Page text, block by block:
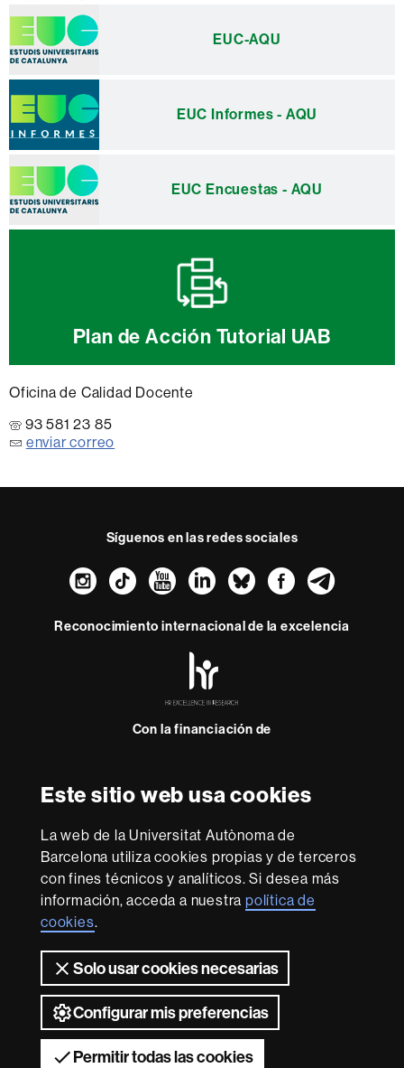
Este sitio web usa cookies
La web de la Universitat Autònoma de
Barcelona utiliza cookies propias y de terceros
con fines técnicos y analíticos. Si desea más
información, acceda a nuestrapolítica de
cookies.
Solo usar cookies necesarias
Configurar mis preferencias
Permitir todas las cookies
EUC-AQU
EUC Informes - AQU
EUC Encuestas - AQU
Plan de Acción Tutorial UAB
Oficina de Calidad Docente
93 581 23 85
enviar correo
Síguenos en las redes sociales
Instagram
TikTokYouTube
LinkedIn
Bluesky
Reconocimiento internacional de la excelencia
-
Con la financiación de
Sobre
esta
web Aviso legal Protección de datos Sobre el
web Accesibilidad web Mapa del web UAB
Somos una universidad líder que imparte una docencia
flexible, adecuada a las necesidades de la sociedad y
adaptada a los nuevos modelos de la Europa del
conocimiento. La UAB es reconocida internacionalmente
por la calidad y el carácter innovador de su investigación.
2026 Universitat Autònoma de Barcelona